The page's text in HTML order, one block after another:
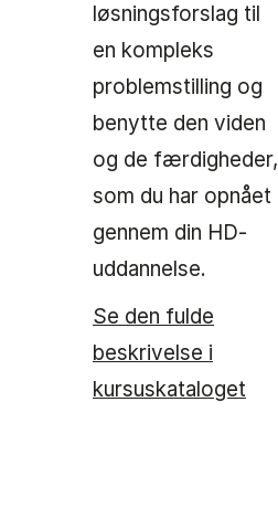
løsningsforslag til
en kompleks
problemstilling og
benytte den viden
og de færdigheder,
som du har opnået
gennem din HD-
uddannelse.
Se den fulde
beskrivelse i
kursuskataloget